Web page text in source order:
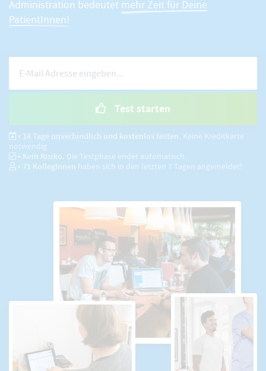
Administration bedeutet mehr Zeit für Deine
PatientInnen!
Test starten
• 14 Tage unverbindlich und kostenlos testen. Keine Kreditkarte
notwendig.
• Kein Risiko. Die Testphase endet automatisch.
• 71 KollegInnen haben sich in den letzten 7 Tagen angemeldet!